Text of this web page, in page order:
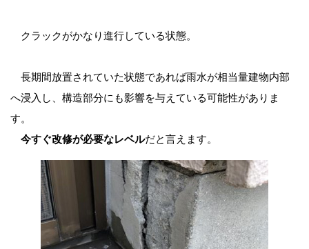
クラックがかなり進行している状態。
長期間放置されていた状態であれば雨水が相当量建物内部
へ浸入し、構造部分にも影響を与えている可能性がありま
す。
今すぐ改修が必要なレベルだと言えます。